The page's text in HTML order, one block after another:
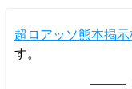
超ロアッソ熊本掲示
す。